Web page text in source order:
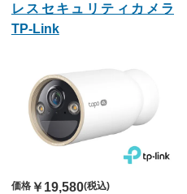
レスセキュリティカメラ
TP-Link
価格￥19,580(税込)